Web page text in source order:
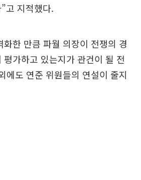
고 지적했다.
한 만큼 파월 의장이 전쟁의 경
가하고 있는지가 관건이 될 전
에도 연준 위원들의 연설이 줄지